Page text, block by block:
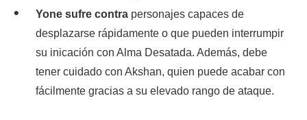
Yone sufre contra personajes capaces de
desplazarse rápidamente o que pueden interrumpir
su inicación con Alma Desatada. Además, debe
tener cuidado con Akshan, quien puede acabar con
fácilmente gracias a su elevado rango de ataque.